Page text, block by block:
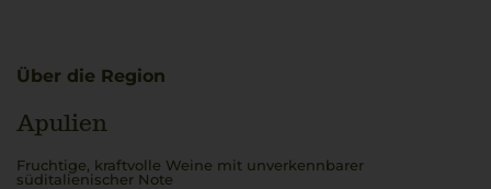
Über die Region
Apulien
Fruchtige, kraftvolle Weine mit unverkennbarer
süditalienischer Note